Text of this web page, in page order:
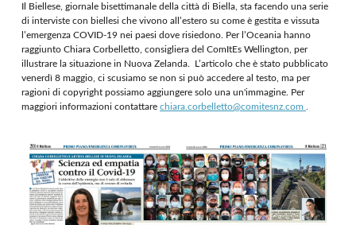
Il Biellese, giornale bisettimanale della città di Biella, sta facendo una serie
di interviste con biellesi che vivono all’estero su come è gestita e vissuta
l’emergenza COVID-19 nei paesi dove risiedono. Per l’Oceania hanno
raggiunto Chiara Corbelletto, consigliera del ComItEs Wellington, per
illustrare la situazione in Nuova Zelanda. L’articolo che è stato pubblicato
venerdì 8 maggio, ci scusiamo se non si può accedere al testo, ma per
ragioni di copyright possiamo aggiungere solo una un'immagine. Per
maggiori informazioni contattare chiara.corbelletto@comitesnz.com